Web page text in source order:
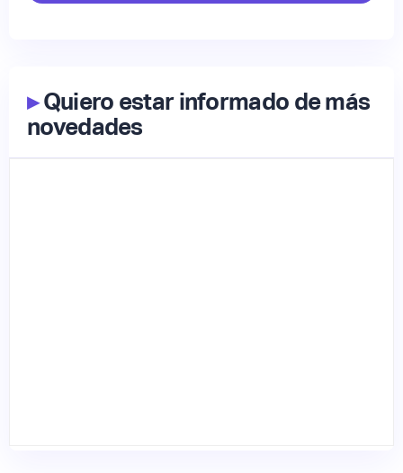
▸Quiero estar informado de más
novedades